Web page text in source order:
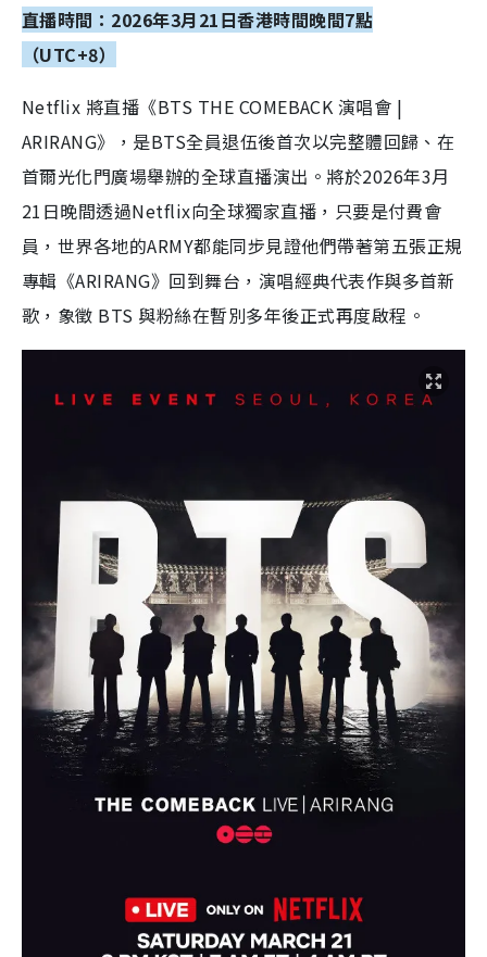
直播時間：2026年3月21日香港時間晚間7點
（UTC+8）
Netflix 將直播《BTS THE COMEBACK 演唱會 |
ARIRANG》，是BTS全員退伍後首次以完整體回歸、在
首爾光化門廣場舉辦的全球直播演出。將於2026年3月
21日晚間透過Netflix向全球獨家直播，只要是付費會
員，世界各地的ARMY都能同步見證他們帶著第五張正規
專輯《ARIRANG》回到舞台，演唱經典代表作與多首新
歌，象徵 BTS 與粉絲在暫別多年後正式再度啟程。